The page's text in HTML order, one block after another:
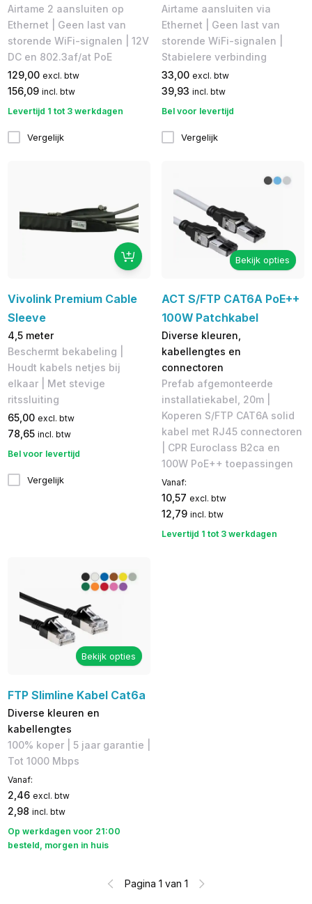
Airtame 2 aansluiten op
Ethernet | Geen last van
storende WiFi-signalen | 12V
DC en ​802.3af/at PoE
129,00 excl. btw
156,09 incl. btw
Levertijd 1 tot 3 werkdagen
Vergelijk
Airtame aansluiten via
Ethernet | Geen last van
storende WiFi-signalen |
Stabielere verbinding
33,00 excl. btw
39,93 incl. btw
Bel voor levertijd
Vergelijk
Vivolink Premium Cable
Sleeve
4,5 meter
Beschermt bekabeling |
Houdt kabels netjes bij
elkaar | Met stevige
ritssluiting
65,00 excl. btw
78,65 incl. btw
Bel voor levertijd
Vergelijk
Bekijk opties
ACT S/FTP CAT6A PoE++
100W Patchkabel
Diverse kleuren,
kabellengtes en
connectoren
Prefab afgemonteerde
installatiekabel, 20m |
Koperen S/FTP CAT6A solid
kabel met RJ45 connectoren
| CPR Euroclass B2ca en
100W PoE++ toepassingen
Vanaf:
10,57 excl. btw
12,79 incl. btw
Levertijd 1 tot 3 werkdagen
Bekijk opties
FTP Slimline Kabel Cat6a
Diverse kleuren en
kabellengtes
100% koper | 5 jaar garantie |
Tot 1000 Mbps
Vanaf:
2,46 excl. btw
2,98 incl. btw
Op werkdagen voor 21:00
besteld, morgen in huis
Pagina 1 van 1